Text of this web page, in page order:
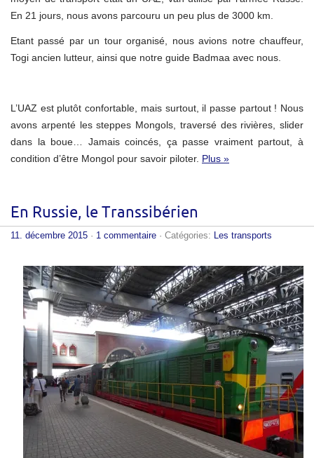
En 21 jours, nous avons parcouru un peu plus de 3000 km.
Etant passé par un tour organisé, nous avions notre chauffeur,
Togi ancien lutteur, ainsi que notre guide Badmaa avec nous.
L’UAZ est plutôt confortable, mais surtout, il passe partout ! Nous
avons arpenté les steppes Mongols, traversé des rivières, slider
dans la boue… Jamais coincés, ça passe vraiment partout, à
condition d’être Mongol pour savoir piloter. Plus »
En Russie, le Transsibérien
11. décembre 2015 · 1 commentaire · Catégories: Les transports